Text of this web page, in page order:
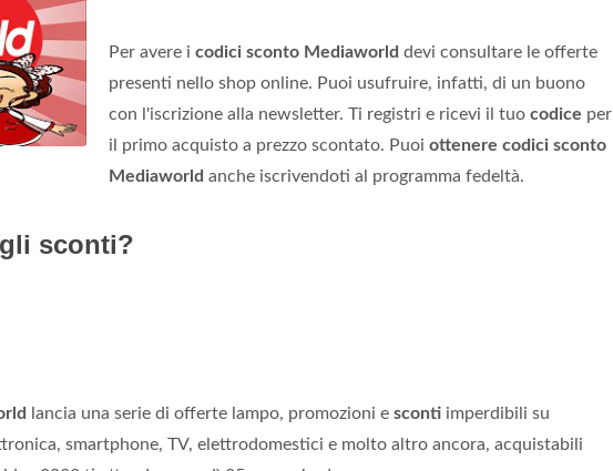
Per avere i codici sconto Mediaworld devi consultare le offerte
presenti nello shop online. Puoi usufruire, infatti, di un buono
con l'iscrizione alla newsletter. Ti registri e ricevi il tuo codice per
il primo acquisto a prezzo scontato. Puoi ottenere codici sconto
Mediaworld anche iscrivendoti al programma fedeltà.
sconti?
lancia una serie di offerte lampo, promozioni e sconti imperdibili su
smartphone, TV, elettrodomestici e molto altro ancora, acquistabili